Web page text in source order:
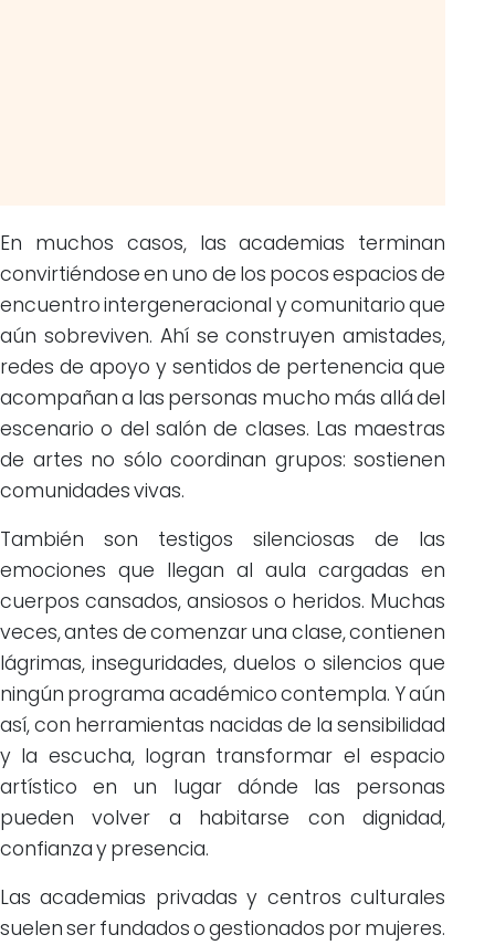
En muchos casos, las academias terminan
convirtiéndose en uno de los pocos espacios de
encuentro intergeneracional y comunitario que
aún sobreviven. Ahí se construyen amistades,
redes de apoyo y sentidos de pertenencia que
acompañan a las personas mucho más allá del
escenario o del salón de clases. Las maestras
de artes no sólo coordinan grupos: sostienen
comunidades vivas.
También son testigos silenciosas de las
emociones que llegan al aula cargadas en
cuerpos cansados, ansiosos o heridos. Muchas
veces, antes de comenzar una clase, contienen
lágrimas, inseguridades, duelos o silencios que
ningún programa académico contempla. Y aún
así, con herramientas nacidas de la sensibilidad
y la escucha, logran transformar el espacio
artístico en un lugar dónde las personas
pueden volver a habitarse con dignidad,
confianza y presencia.
Las academias privadas y centros culturales
suelen ser fundados o gestionados por mujeres.